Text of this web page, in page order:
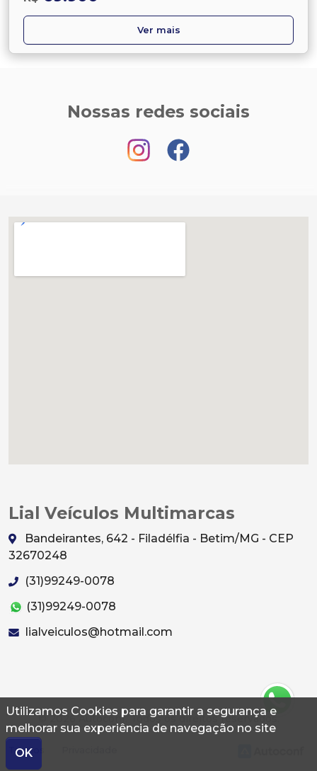
Utilizamos Cookies para garantir a segurança e
melhorar sua experiência de navegação no site
OK
Ver mais
Nossas redes sociais
Lial Veículos Multimarcas
Bandeirantes, 642 - Filadélfia - Betim/MG - CEP
32670248
(31)99249-0078
(31)99249-0078
lialveiculos@hotmail.com
© 2026 Autoconf. Todos os direitos reservados.
Termos